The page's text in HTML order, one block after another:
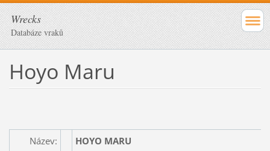
Wrecks
Databáze vraků
Hoyo Maru
Název: HOYO MARU